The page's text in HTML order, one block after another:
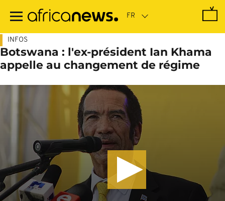
contenu
INFOS
Botswana : l'ex-président Ian Khama
appelle au changement de régime